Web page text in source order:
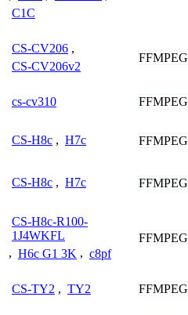
C1C
CS-CV206 ,
CS-CV206v2
FFMPEG
cs-cv310 FFMPEG
CS-H8c , H7c FFMPEG
CS-H8c , H7c FFMPEG
CS-H8c-R100-
1J4WKFL
, H6c G1 3K , c8pf
FFMPEG
CS-TY2 , TY2 FFMPEG